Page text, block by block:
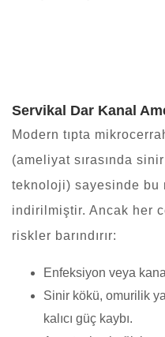
Servikal Dar Kanal
Modern tıpta
(ameliyat sırasında
teknoloji) sayesinde bu
indirilmiştir. Ancak her
riskler barındırır:
Enfeksiyon veya
Sinir kökü, omurilik
kalıcı güç kaybı.